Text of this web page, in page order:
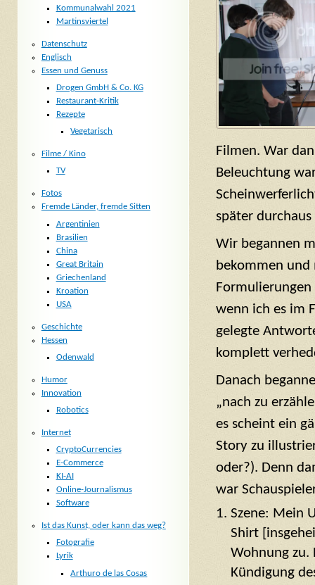
Filmen. War
Beleuchtung
später
Wir begannen
bekommen
wenn ich es im
gelegte
komplett
Danach
„nach zu
es scheint ein
Story zu
oder?). Denn
war
Szene: Mein
Shirt
Wohnung zu.
Kündigung
Kommunalwahl 2021
Martinsviertel
Datenschutz
Englisch
Essen und Genuss
Drogen GmbH & Co. KG
Restaurant-Kritik
Rezepte
Vegetarisch
Filme / Kino
TV
Fotos
Fremde Länder, fremde Sitten
Argentinien
Brasilien
China
Great Britain
Griechenland
Kroation
USA
Geschichte
Hessen
Odenwald
Humor
Innovation
Robotics
Internet
CryptoCurrencies
E-Commerce
KI-AI
Online-Journalismus
Software
Ist das Kunst, oder kann das weg?
Fotografie
Lyrik
Arthuro de las Cosas